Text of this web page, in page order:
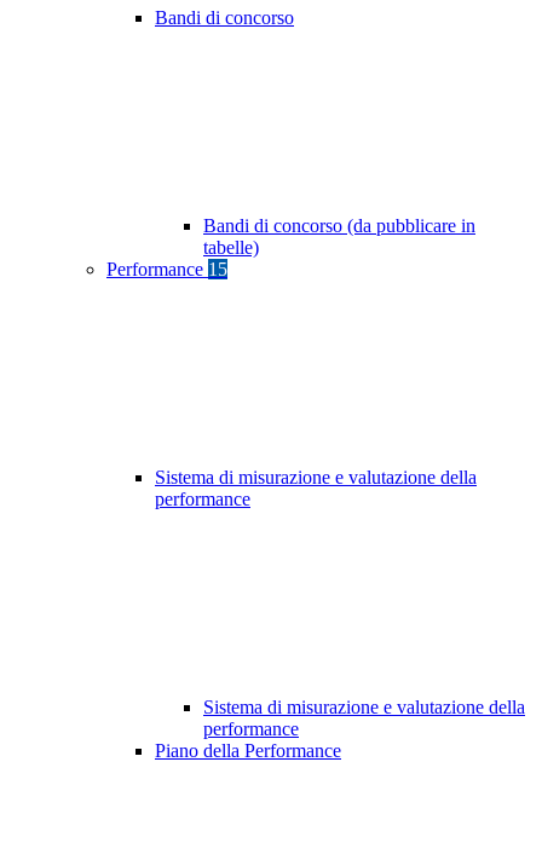
Bandi di concorso
Bandi di concorso (da pubblicare in
tabelle)
Performance 15
Sistema di misurazione e valutazione della
performance
Sistema di misurazione e valutazione della
performance
Piano della Performance